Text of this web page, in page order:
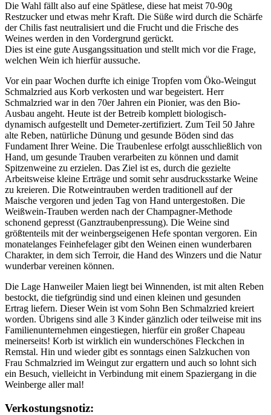
Die Wahl fällt also auf eine Spätlese, diese hat meist 70-90g
Restzucker und etwas mehr Kraft. Die Süße wird durch die Schärfe
der Chilis fast neutralisiert und die Frucht und die Frische des
Weines werden in den Vordergrund gerückt.
Dies ist eine gute Ausgangssituation und stellt mich vor die Frage,
welchen Wein ich hierfür aussuche.
Vor ein paar Wochen durfte ich einige Tropfen vom Öko-Weingut
Schmalzried aus Korb verkosten und war begeistert. Herr
Schmalzried war in den 70er Jahren ein Pionier, was den Bio-
Ausbau angeht. Heute ist der Betreib komplett biologisch-
dynamisch aufgestellt und Demeter-zertifiziert. Zum Teil 50 Jahre
alte Reben, natürliche Dünung und gesunde Böden sind das
Fundament Ihrer Weine. Die Traubenlese erfolgt ausschließlich von
Hand, um gesunde Trauben verarbeiten zu können und damit
Spitzenweine zu erzielen. Das Ziel ist es, durch die gezielte
Arbeitsweise kleine Erträge und somit sehr ausdrucksstarke Weine
zu kreieren. Die Rotweintrauben werden traditionell auf der
Maische vergoren und jeden Tag von Hand untergestoßen. Die
Weißwein-Trauben werden nach der Champagner-Methode
schonend gepresst (Ganztraubenpressung). Die Weine sind
größtenteils mit der weinbergseigenen Hefe spontan vergoren. Ein
monatelanges Feinhefelager gibt den Weinen einen wunderbaren
Charakter, in dem sich Terroir, die Hand des Winzers und die Natur
wunderbar vereinen können.
Die Lage Hanweiler Maien liegt bei Winnenden, ist mit alten Reben
bestockt, die tiefgründig sind und einen kleinen und gesunden
Ertrag liefern. Dieser Wein ist vom Sohn Ben Schmalzried kreiert
worden. Übrigens sind alle 3 Kinder gänzlich oder teilweise mit ins
Familienunternehmen eingestiegen, hierfür ein großer Chapeau
meinerseits! Korb ist wirklich ein wunderschönes Fleckchen in
Remstal. Hin und wieder gibt es sonntags einen Salzkuchen von
Frau Schmalzried im Weingut zur ergattern und auch so lohnt sich
ein Besuch, vielleicht in Verbindung mit einem Spaziergang in die
Weinberge aller mal!
Verkostungsnotiz: